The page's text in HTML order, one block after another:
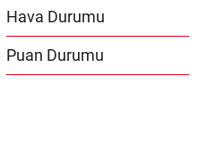
Hava Durumu
Puan Durumu